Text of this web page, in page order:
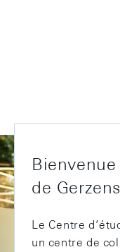
de
Le Centre
un centre de